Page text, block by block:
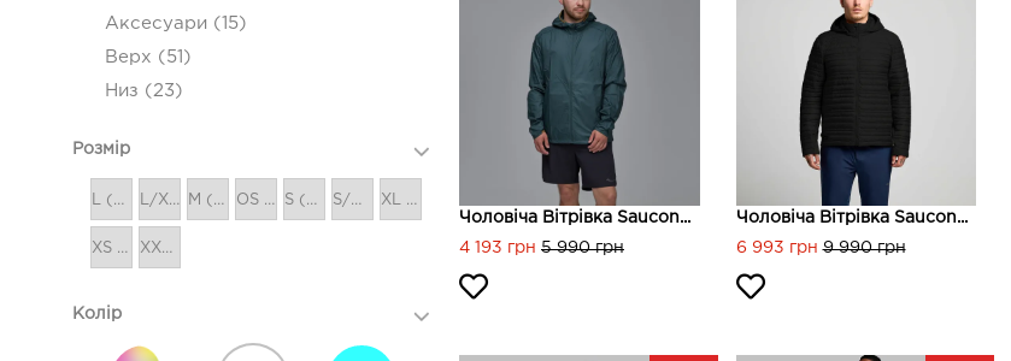
Колір
Розмір
L (48) L/XL (1) M (64) OS (9) S (64) S/M (1) XL (27)
XS (16) XXS (1)
Аксесуари (15)
Верх (51)
Низ (23)
Чоловіча Вітрівка Saucon...
4 193 грн 5 990 грн
Чоловіча Вітрівка Saucon...
6 993 грн 9 990 грн